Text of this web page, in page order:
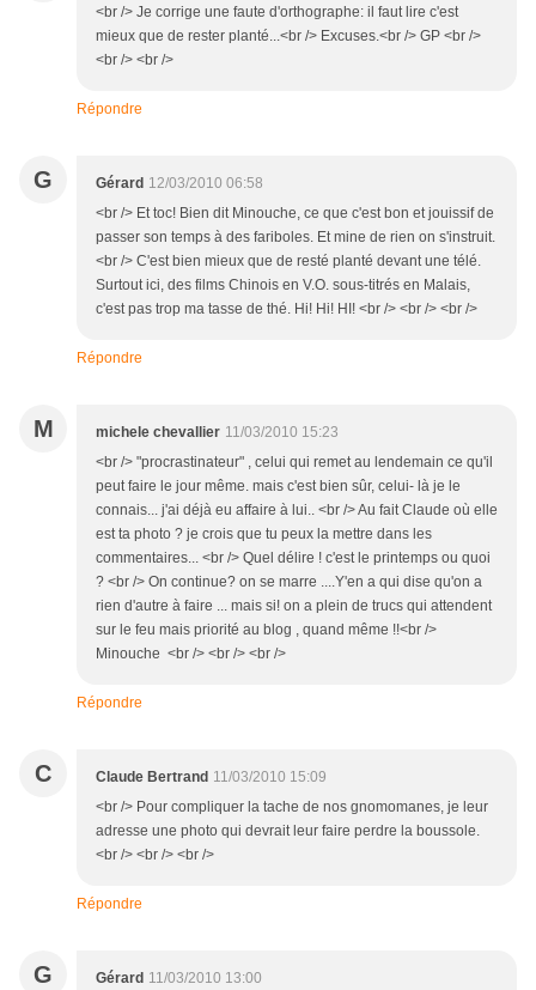
<br /> Je corrige une faute d'orthographe: il faut lire c'est
mieux que de rester planté...<br /> Excuses.<br /> GP <br />
<br /> <br />
Répondre
G Gérard 12/03/2010 06:58
<br /> Et toc! Bien dit Minouche, ce que c'est bon et jouissif de
passer son temps à des fariboles. Et mine de rien on s'instruit.
<br /> C'est bien mieux que de resté planté devant une télé.
Surtout ici, des films Chinois en V.O. sous-titrés en Malais,
c'est pas trop ma tasse de thé. Hi! Hi! HI! <br /> <br /> <br />
Répondre
M michele chevallier 11/03/2010 15:23
<br /> "procrastinateur" , celui qui remet au lendemain ce qu'il
peut faire le jour même. mais c'est bien sûr, celui- là je le
connais... j'ai déjà eu affaire à lui.. <br /> Au fait Claude où elle
est ta photo ? je crois que tu peux la mettre dans les
commentaires... <br /> Quel délire ! c'est le printemps ou quoi
? <br /> On continue? on se marre ....Y'en a qui dise qu'on a
rien d'autre à faire ... mais si! on a plein de trucs qui attendent
sur le feu mais priorité au blog , quand même !!<br />
Minouche <br /> <br /> <br />
Répondre
C Claude Bertrand 11/03/2010 15:09
<br /> Pour compliquer la tache de nos gnomomanes, je leur
adresse une photo qui devrait leur faire perdre la boussole.
<br /> <br /> <br />
Répondre
G Gérard 11/03/2010 13:00